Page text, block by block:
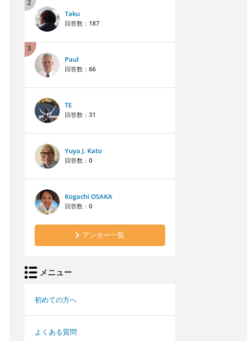
2
Taku
回答数： 187
3
Paul
回答数： 66
TE
回答数： 31
Yuya J. Kato
回答数： 0
Kogachi OSAKA
回答数： 0
アンカー一覧
メニュー
初めての方へ
よくある質問